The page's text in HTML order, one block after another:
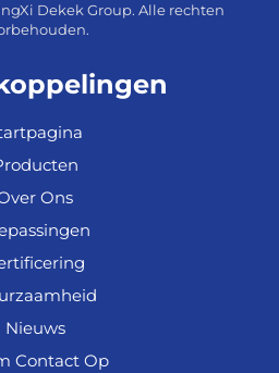
Dekek Group. Alle rechten
Ons
Nieuws
Contact Op